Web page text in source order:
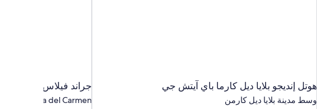
هوتل إنديجو بلايا ديل كارما باي آيتش جي
وسط مدينة بلايا ديل كارمن
جراند فيلاس ريفييرا
Playa del Carmen